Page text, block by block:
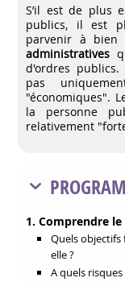
S’il est de plus
publics, il est
parvenir à
administratives
d'ordres
pas
"économiques".
la personne
relativement
1. Comprendre
Quels
elle ?
A quels